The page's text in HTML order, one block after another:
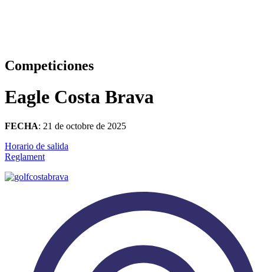
Competiciones
Eagle Costa Brava
FECHA: 21 de octobre de 2025
Horario de salida
Reglament